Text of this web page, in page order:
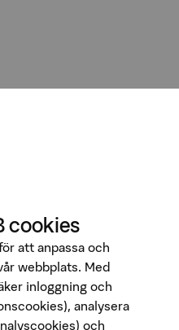
cookies
att anpassa och
webbplats. Med
inloggning och
analysera
och